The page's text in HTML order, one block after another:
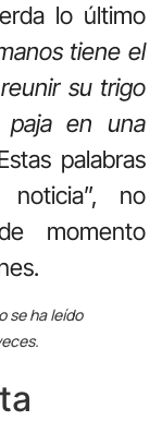
lo último
tiene el
su trigo
en una
palabras
noticia”, no
momento
se ha leído